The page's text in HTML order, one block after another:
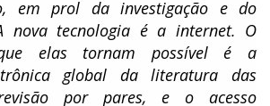
em prol da investigação e do
nova tecnologia é a internet. O
elas tornam possível é a
global da literatura das
por pares, e o acesso